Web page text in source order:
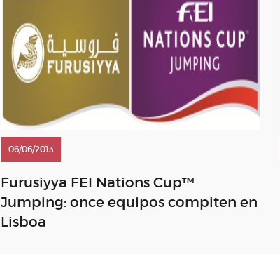
06/06/2013
Furusiyya FEI Nations Cup™
Jumping: once equipos compiten en
Lisboa